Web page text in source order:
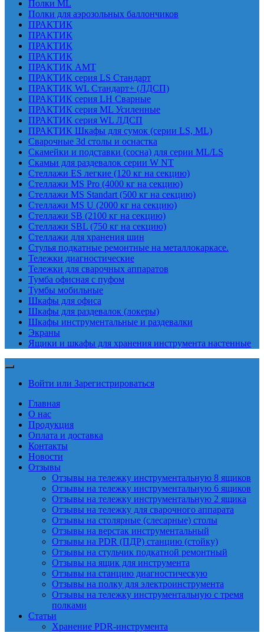
Полки ML
Полки для аэрозольных баллончиков
ПРАКТИК
ПРАКТИК
ПРАКТИК
ПРАКТИК
ПРАКТИК AMT
ПРАКТИК cерия LS Стандарт
ПРАКТИК WL Стандарт+ (ЛДСП)
ПРАКТИК серия LH Сварные
ПРАКТИК серия ML Усиленные
ПРАКТИК серия WL ЛДСП
ПРАКТИК Шкафы для сумок (серии LS, ML)
Сварочные 3d столы и оснастка
Скамейки и подставки (сосна) для серии ML/LS
Скамьи для раздевалок серии W NT
Стеллажи ES легкие (120 кг на секцию)
Стеллажи MS Pro (4000 кг на секцию)
Стеллажи MS Standart (500 кг на секцию)
Стеллажи MS U (2000 кг на секцию)
Стеллажи SB (2100 кг на секцию)
Стеллажи SBL (750 кг на секцию)
Стеллажи для хранения шин
Стулья подкатные ремонтные на металлокаркасе.
Тележки диагностические
Тележки для сварочных аппаратов
Тумба офисная с пуфом
Тумбы мобильные
Шкафы для офиса
Шкафы для раздевалок (локеры)
Шкафы инструментальные и раздевалки
Экраны
Ящики и шкафы для хранения инструмента настенные
Войти или Зарегистрироваться
Главная
О нас
Продукция
Оплата и доставка
Контакты
Новости
Отзывы
Отзывы на тележку инструментальную 8 ящиков
Отзывы на тележку инструментальную 6 ящиков
Отзывы на тележку инструментальную 2 ящика
Отзывы на тележку для сварочного аппарата
Отзывы на столярные (слесарные) столы
Отзывы на верстак инструментальный
Отзывы на PDR (ПДР) станцию (стойку)
Отзывы на стульчик подкатной ремонтный
Отзывы на ящик для инструмента
Отзывы на станцию диагностическую
Отзывы на полку для электроинструмента
Отзывы на тележку инструментальную с тремя
полками
Статьи
Хранение PDR-инструмента